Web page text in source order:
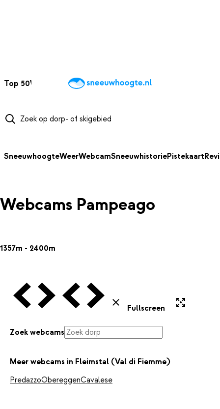
Top 50Webcams WintersportweerKaarten
SneeuwhoogteWeerWebcamSneeuwhistoriePistekaart
Webcams Pampeago
1357m - 2400m
Vorige Webcam
Volgende Webcam
Vorige Webcam
Volgende Webcam
Sluiten
Fullscreen
Zoek webcams
Meer webcams in Fleimstal (Val di Fiemme)
PredazzoObereggenCavalese